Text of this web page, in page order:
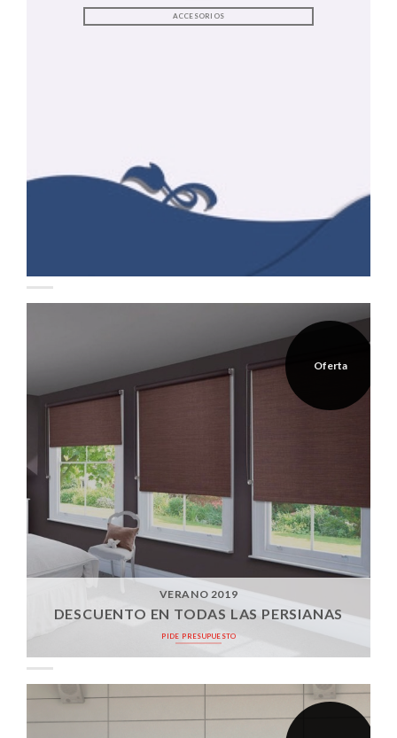
ACCESORIOS
VERANO 2019
DESCUENTO EN TODAS LAS PERSIANAS
PIDE PRESUPUESTO
Oferta